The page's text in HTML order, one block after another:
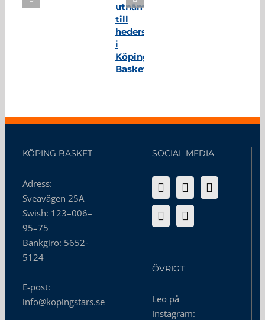
utnämnd
till
hedersmedlem
i
Köping
Basket
KÖPING BASKET
Adress:
Sveavägen 25A
Swish: 123–006–
95–75
Bankgiro: 5652-
5124
E-post:
info@kopingstars.se
SOCIAL MEDIA
ÖVRIGT
Leo på
Instagram: